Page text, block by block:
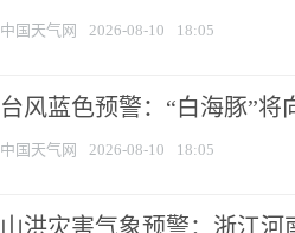
中国天气网 2026-08-10 18:05
台风蓝色预警：“白海豚”
中国天气网 2026-08-10 18:05
山洪灾害气象预警：浙江